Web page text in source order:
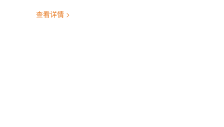
查看详情 >